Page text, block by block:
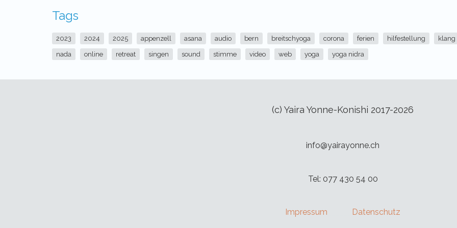
Tags
2023 2024 2025 appenzell asana audio bern breitschyoga corona ferien hilfestellung klang
nada online retreat singen sound stimme video web yoga yoga nidra
(c) Yaira Yonne-Konishi 2017-2026
info@yairayonne.ch
Tel: 077 430 54 00
Impressum Datenschutz